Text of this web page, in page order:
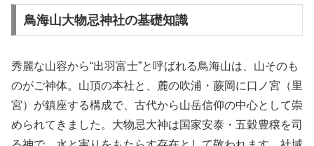
鳥海山大物忌神社の基礎知識
秀麗な山容から“出羽富士”と呼ばれる鳥海山は、山そのも
のがご神体。山頂の本社と、麓の吹浦・蕨岡に口ノ宮（里
宮）が鎮座する構成で、古代から山岳信仰の中心として崇
められてきました。大物忌大神は国家安泰・五穀豊穣を司